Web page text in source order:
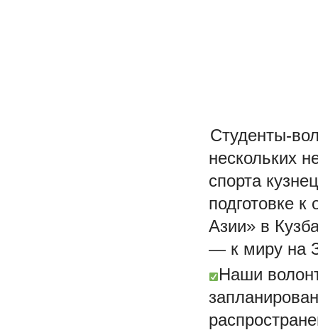
Студенты-
нескольких
спорта
подготовке
Азии» в
— к миру на
Наши